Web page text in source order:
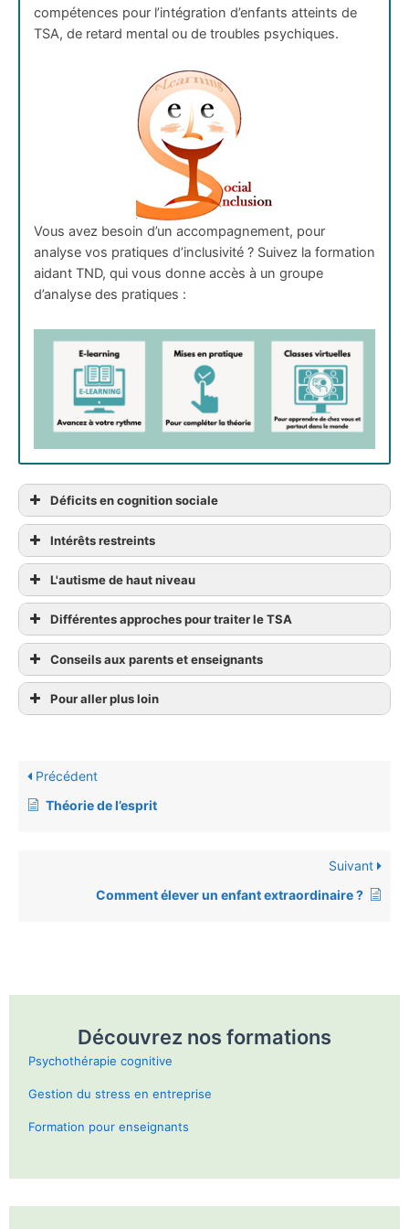
compétences pour l’intégration d’enfants atteints de
TSA, de retard mental ou de troubles psychiques.
Vous avez besoin d’un accompagnement, pour
analyse vos pratiques d’inclusivité ? Suivez la formation
aidant TND, qui vous donne accès à un groupe
d’analyse des pratiques :
Déficits en cognition sociale
Intérêts restreints
L'autisme de haut niveau
Différentes approches pour traiter le TSA
Conseils aux parents et enseignants
Donner des consignes simples et directes
Instaurer des rituels et structurer la journée
Pour aller plus loin
Commander
mal diagnostiqué en France.
Précédent
Théorie de l’esprit
Suivant
Comment élever un enfant extraordinaire ?
Découvrez nos formations
Psychothérapie cognitive
Gestion du stress en entreprise
Formation pour enseignants